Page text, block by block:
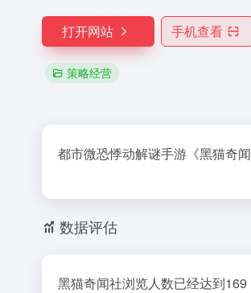
打开网站 手机查看
策略经营
都市微恐悸动解谜手游《黑猫奇
数据评估
黑猫奇闻社浏览人数已经达到